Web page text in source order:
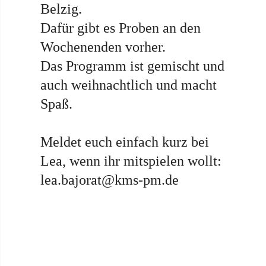
Belzig.
Dafür gibt es Proben an den
Wochenenden vorher.
Das Programm ist gemischt und
auch weihnachtlich und macht
Spaß.
Meldet euch einfach kurz bei
Lea, wenn ihr mitspielen wollt:
lea.bajorat@kms-pm.de